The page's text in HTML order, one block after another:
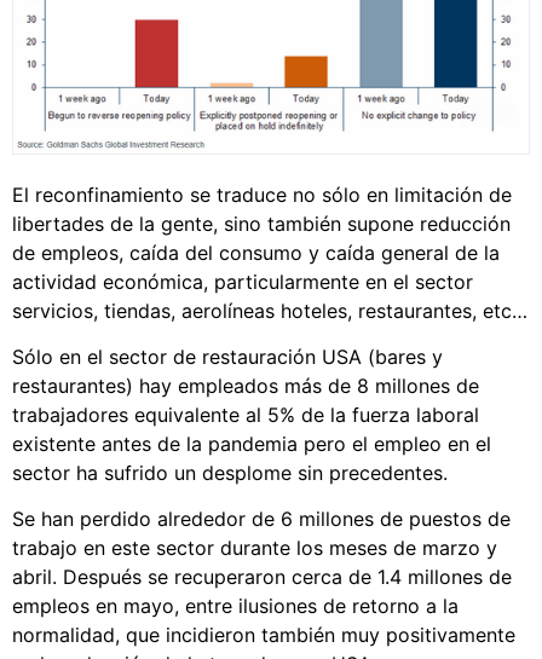
El reconfinamiento se traduce no sólo en limitación de
libertades de la gente, sino también supone reducción
de empleos, caída del consumo y caída general de la
actividad económica, particularmente en el sector
servicios, tiendas, aerolíneas hoteles, restaurantes, etc…
Sólo en el sector de restauración USA (bares y
restaurantes) hay empleados más de 8 millones de
trabajadores equivalente al 5% de la fuerza laboral
existente antes de la pandemia pero el empleo en el
sector ha sufrido un desplome sin precedentes.
Se han perdido alrededor de 6 millones de puestos de
trabajo en este sector durante los meses de marzo y
abril. Después se recuperaron cerca de 1.4 millones de
empleos en mayo, entre ilusiones de retorno a la
normalidad, que incidieron también muy positivamente